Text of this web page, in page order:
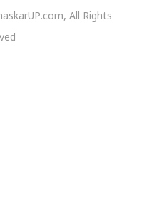
All Rights